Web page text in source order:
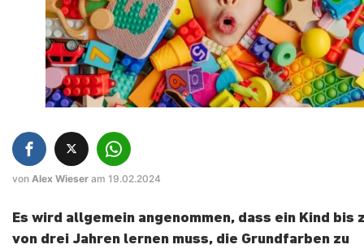
von Alex Wieser am 19.02.2024
Es wird allgemein angenommen, dass ein Kind bis
von drei Jahren lernen muss, die Grundfarben zu